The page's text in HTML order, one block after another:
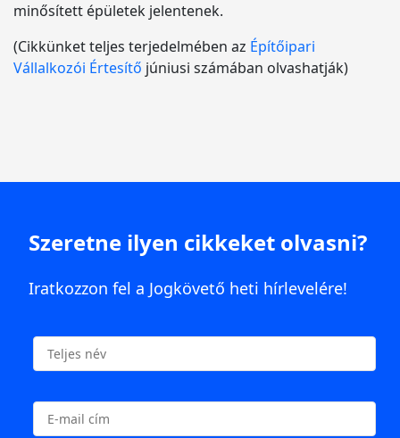
minősített épületek jelentenek.
(Cikkünket teljes terjedelmében az Építőipari
Vállalkozói Értesítő júniusi számában olvashatják)
Szeretne ilyen cikkeket olvasni?
Iratkozzon fel a Jogkövető heti hírlevelére!